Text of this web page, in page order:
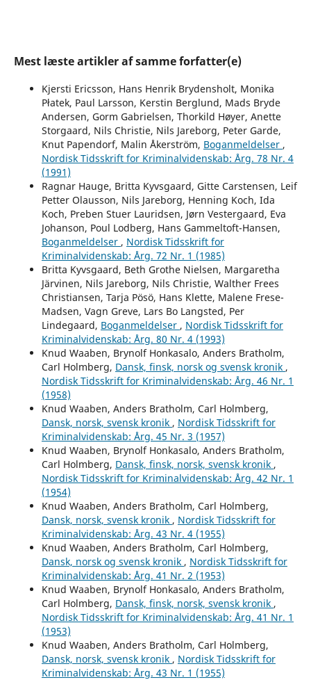
Mest læste artikler af samme forfatter(e)
Kjersti Ericsson, Hans Henrik Brydensholt, Monika
Płatek, Paul Larsson, Kerstin Berglund, Mads Bryde
Andersen, Gorm Gabrielsen, Thorkild Høyer, Anette
Storgaard, Nils Christie, Nils Jareborg, Peter Garde,
Knut Papendorf, Malin Åkerström, Boganmeldelser ,
Nordisk Tidsskrift for Kriminalvidenskab: Årg. 78 Nr. 4
(1991)
Ragnar Hauge, Britta Kyvsgaard, Gitte Carstensen, Leif
Petter Olausson, Nils Jareborg, Henning Koch, Ida
Koch, Preben Stuer Lauridsen, Jørn Vestergaard, Eva
Johanson, Poul Lodberg, Hans Gammeltoft-Hansen,
Boganmeldelser , Nordisk Tidsskrift for
Kriminalvidenskab: Årg. 72 Nr. 1 (1985)
Britta Kyvsgaard, Beth Grothe Nielsen, Margaretha
Järvinen, Nils Jareborg, Nils Christie, Walther Frees
Christiansen, Tarja Pösö, Hans Klette, Malene Frese-
Madsen, Vagn Greve, Lars Bo Langsted, Per
Lindegaard, Boganmeldelser , Nordisk Tidsskrift for
Kriminalvidenskab: Årg. 80 Nr. 4 (1993)
Knud Waaben, Brynolf Honkasalo, Anders Bratholm,
Carl Holmberg, Dansk, finsk, norsk og svensk kronik ,
Nordisk Tidsskrift for Kriminalvidenskab: Årg. 46 Nr. 1
(1958)
Knud Waaben, Anders Bratholm, Carl Holmberg,
Dansk, norsk, svensk kronik , Nordisk Tidsskrift for
Kriminalvidenskab: Årg. 45 Nr. 3 (1957)
Knud Waaben, Brynolf Honkasalo, Anders Bratholm,
Carl Holmberg, Dansk, finsk, norsk, svensk kronik ,
Nordisk Tidsskrift for Kriminalvidenskab: Årg. 42 Nr. 1
(1954)
Knud Waaben, Anders Bratholm, Carl Holmberg,
Dansk, norsk, svensk kronik , Nordisk Tidsskrift for
Kriminalvidenskab: Årg. 43 Nr. 4 (1955)
Knud Waaben, Anders Bratholm, Carl Holmberg,
Dansk, norsk og svensk kronik , Nordisk Tidsskrift for
Kriminalvidenskab: Årg. 41 Nr. 2 (1953)
Knud Waaben, Brynolf Honkasalo, Anders Bratholm,
Carl Holmberg, Dansk, finsk, norsk, svensk kronik ,
Nordisk Tidsskrift for Kriminalvidenskab: Årg. 41 Nr. 1
(1953)
Knud Waaben, Anders Bratholm, Carl Holmberg,
Dansk, norsk, svensk kronik , Nordisk Tidsskrift for
Kriminalvidenskab: Årg. 43 Nr. 1 (1955)